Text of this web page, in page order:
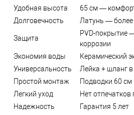
Удобная высота
65 см —
Долговечность
Латунь —
Защита
PVD-покрытие
коррозии
Экономия воды
Керамический
Универсальность
Лейка + шланг
Простой монтаж
Подводки 60 см
Легкий уход
Нет отпечатков
Надежность
Гарантия 5 лет